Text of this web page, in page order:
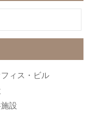
ィス・ビル
設